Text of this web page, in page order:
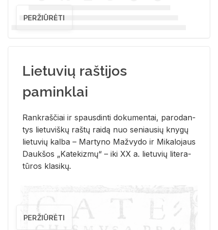
PERŽIŪRĖTI
Lietuvių raštijos
paminklai
Rank­raš­čiai ir spaus­din­ti do­ku­men­tai, pa­ro­dan­
tys lie­tu­viš­kų raš­tų rai­dą nuo se­niau­sių kny­gų
lie­tu­vių kal­ba – Mar­ty­no Ma­žvy­do ir Mi­ka­lo­jaus
Dauk­šos „Ka­te­kiz­mų“ – iki XX a. lie­tu­vių li­te­ra­
tū­ros kla­si­kų.
PERŽIŪRĖTI